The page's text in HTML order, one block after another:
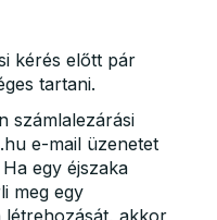
kérés előtt pár
tartani.
számlalezárási
e-mail üzenetet
egy éjszaka
meg egy
létrehozását, akkor